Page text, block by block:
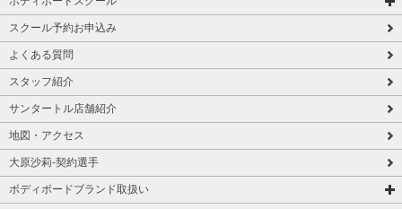
スクール予約お申込み
よくある質問
スタッフ紹介
サンタートル店舗紹介
地図・アクセス
大原沙莉-契約選手
ボディボードブランド取扱い